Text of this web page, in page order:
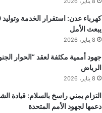
يبعث الأمل
8 يناير، 2026
جهود أممية مكثفة لعقد “الحوار
الرياض
8 يناير، 2026
التزام يمني راسخ بالسلام: قيادة
دعمها لجهود الأمم المتحدة